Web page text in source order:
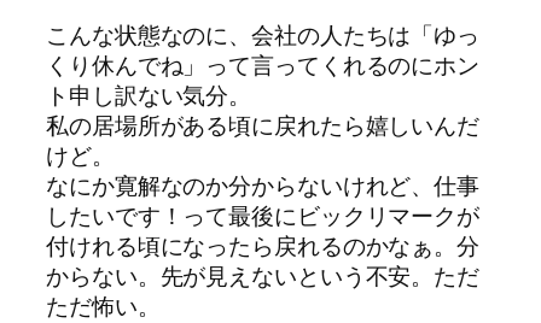
こんな状態なのに、会社の人たちは「ゆっ
くり休んでね」って言ってくれるのにホン
ト申し訳ない気分。
私の居場所がある頃に戻れたら嬉しいんだ
けど。
なにか寛解なのか分からないけれど、仕事
したいです！って最後にビックリマークが
付けれる頃になったら戻れるのかなぁ。分
からない。先が見えないという不安。ただ
ただ怖い。